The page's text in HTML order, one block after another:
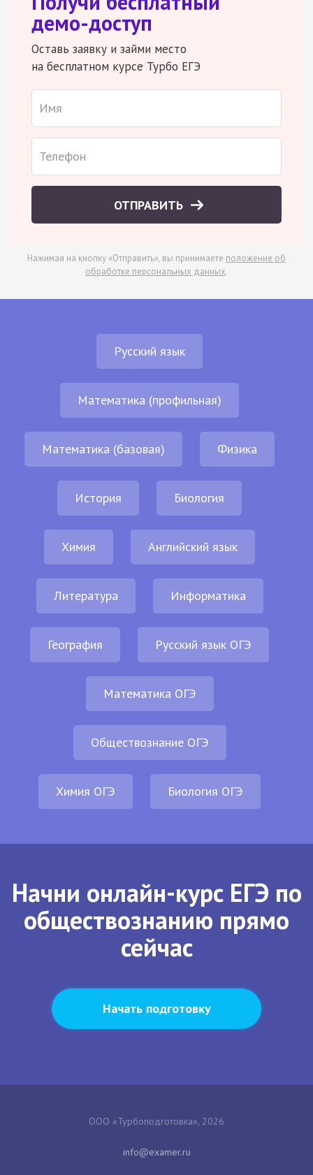
демо-доступ
Оставь заявку и займи место
на бесплатном курсе Турбо ЕГЭ
ОТПРАВИТЬ
Нажимая на кнопку «Отправить», вы принимаете положение об
обработке персональных данных.
Русский язык
Математика (профильная)
Математика (базовая) Физика
История Биология
Химия Английский язык
Литература Информатика
География Русский язык ОГЭ
Математика ОГЭ
Обществознание ОГЭ
Химия ОГЭ Биология ОГЭ
Начни онлайн-курс ЕГЭ по
обществознанию прямо
сейчас
Начать подготовку
ООО «Турбоподготовка», 2026